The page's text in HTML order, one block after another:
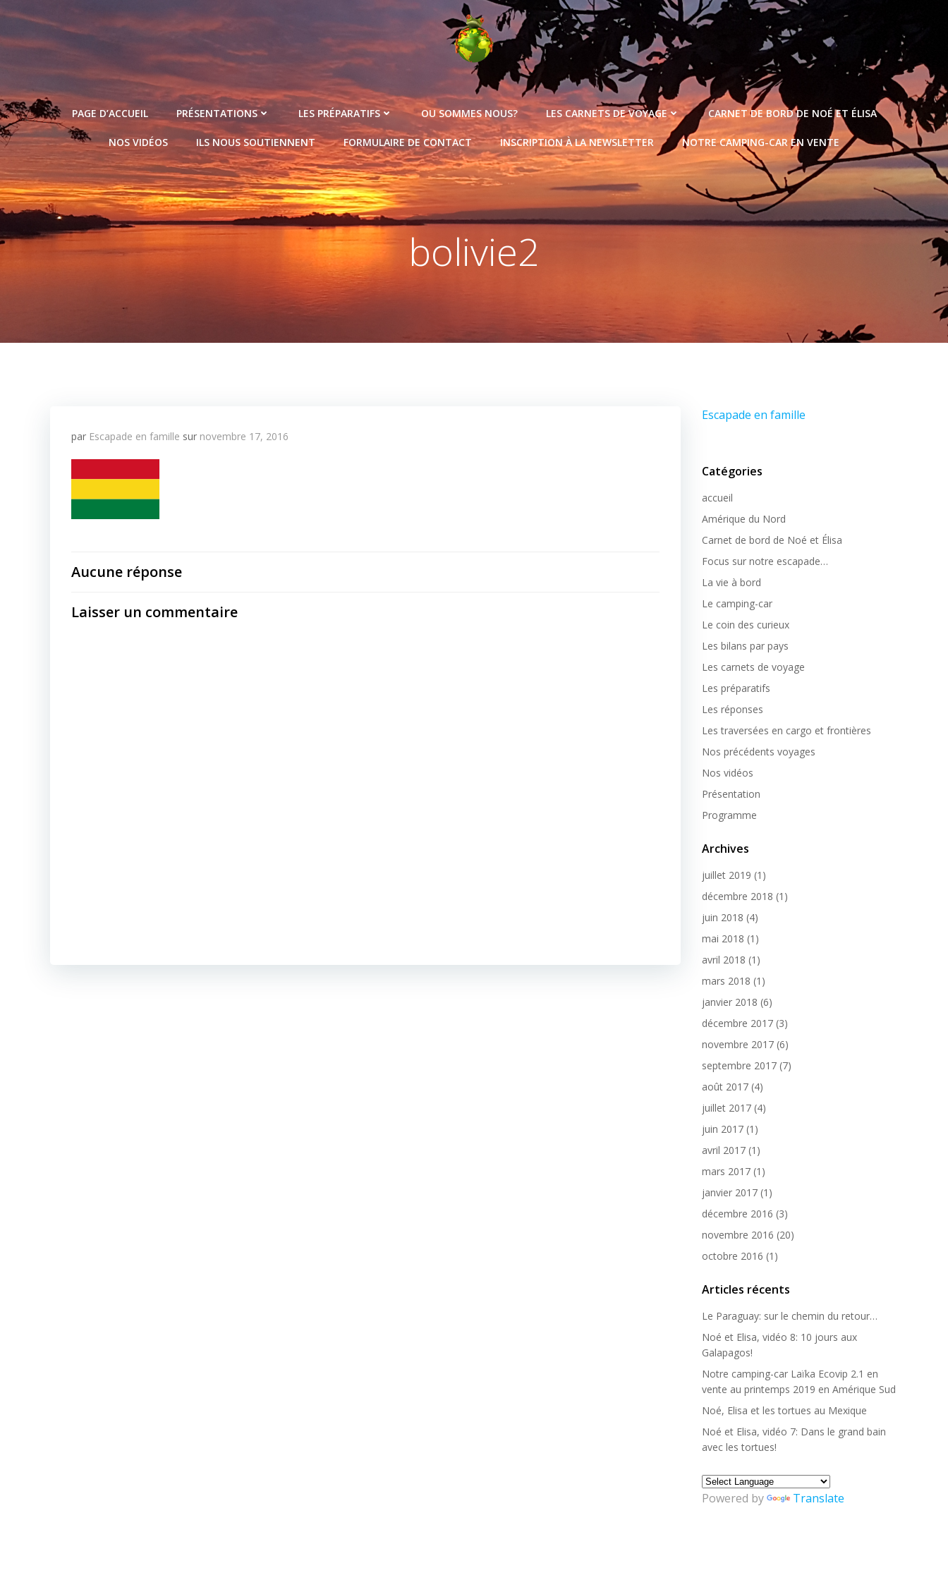
Aller
contenu
PAGE D’ACCUEIL PRÉSENTATIONS LES PRÉPARATIFS OU SOMMES NOUS? LES CARNETS DE VOYAGE CARNET DE BORD DE NOÉ ET ÉLISA
NOS VIDÉOS ILS NOUS SOUTIENNENT FORMULAIRE DE CONTACT INSCRIPTION À LA NEWSLETTER NOTRE CAMPING-CAR EN VENTE
bolivie2
par Escapade en famille sur novembre 17, 2016
Aucune réponse
Laisser un commentaire
Escapade en famille
Catégories
accueil
Amérique du Nord
Carnet de bord de Noé et Élisa
Focus sur notre escapade…
La vie à bord
Le camping-car
Le coin des curieux
Les bilans par pays
Les carnets de voyage
Les préparatifs
Les réponses
Les traversées en cargo et frontières
Nos précédents voyages
Nos vidéos
Présentation
Programme
Archives
juillet 2019 (1)
décembre 2018 (1)
juin 2018 (4)
mai 2018 (1)
avril 2018 (1)
mars 2018 (1)
janvier 2018 (6)
décembre 2017 (3)
novembre 2017 (6)
septembre 2017 (7)
août 2017 (4)
juillet 2017 (4)
juin 2017 (1)
avril 2017 (1)
mars 2017 (1)
janvier 2017 (1)
décembre 2016 (3)
novembre 2016 (20)
octobre 2016 (1)
Articles récents
Le Paraguay: sur le chemin du retour…
Noé et Elisa, vidéo 8: 10 jours aux
Galapagos!
Notre camping-car Laïka Ecovip 2.1 en
vente au printemps 2019 en Amérique Sud
Noé, Elisa et les tortues au Mexique
Noé et Elisa, vidéo 7: Dans le grand bain
avec les tortues!
Powered by Translate